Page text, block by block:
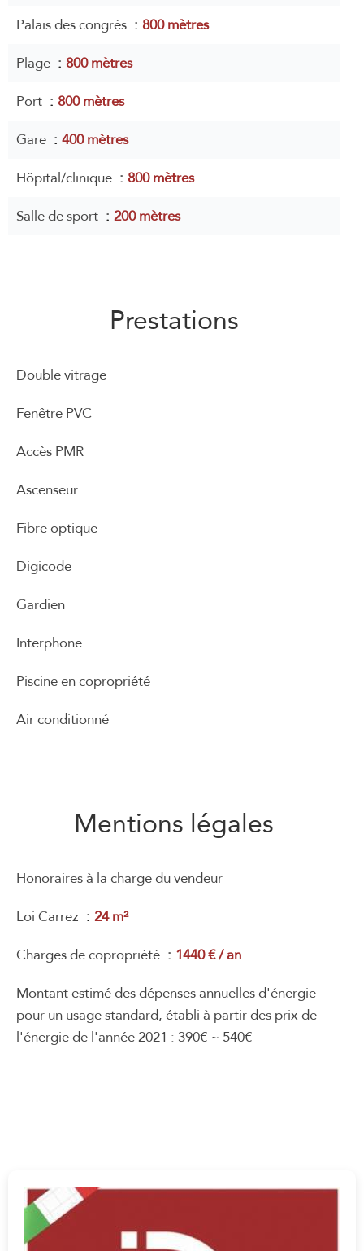
Palais des congrès
800 mètres
Plage
800 mètres
Port
800 mètres
Gare
400 mètres
Hôpital/clinique
800 mètres
Salle de sport
200 mètres
Prestations
Double vitrage
Fenêtre PVC
Accès PMR
Ascenseur
Fibre optique
Digicode
Gardien
Interphone
Piscine en copropriété
Air conditionné
Mentions légales
Honoraires à la charge du vendeur
Loi Carrez
24 m²
Charges de copropriété
1440 € / an
Montant estimé des dépenses annuelles d'énergie
pour un usage standard, établi à partir des prix de
l'énergie de l'année 2021 : 390€ ~ 540€